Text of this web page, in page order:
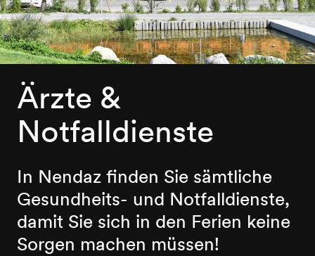
Ärzte &
Notfalldienste
In Nendaz finden Sie sämtliche
Gesundheits- und Notfalldienste,
damit Sie sich in den Ferien keine
Sorgen machen müssen!